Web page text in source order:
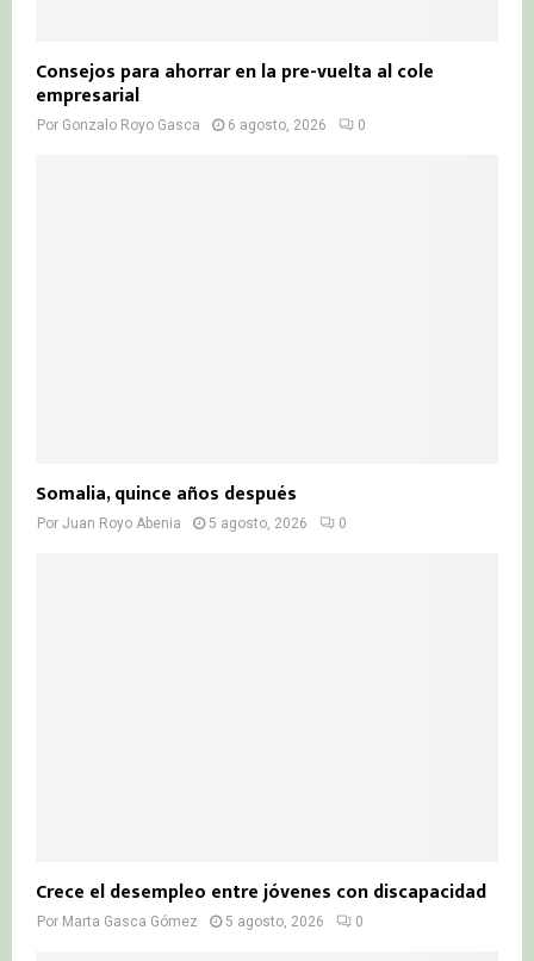
Consejos para ahorrar en la pre-vuelta al cole
empresarial
Por Gonzalo Royo Gasca 6 agosto, 2026 0
Somalia, quince años después
Por Juan Royo Abenia 5 agosto, 2026 0
Crece el desempleo entre jóvenes con discapacidad
Por Marta Gasca Gómez 5 agosto, 2026 0